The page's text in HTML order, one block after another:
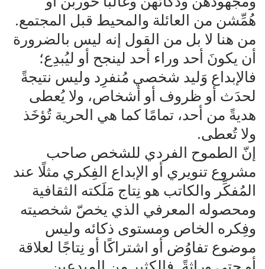
هُمِّشن من العائلة والمحيط قبل المجتمع.
من هنا لا بل من القول إنه ليس بالضرورة
أن يكونَ أحد وراء أحد لينجح أو ليُبدِع؛
فالإبداع وَليد شخصي مُنفرِد وليس نتيجةً
لحدَث أو ظروف أو أشخاص، ولا يُعطى
هديةً من أحد، تمامًا كما هي الحرية تُؤخَذ
ولا تُعطى.
إنّ الطموح الفردي للشخص صاحب
مشروع تنويري أو الإبداع الفِكري مثلًا عند
المُفكِّر والكاتب هو نِتاج مَلَكته الثقافية
ومحصوله المعرفي الذي يخصّ شخصيته
وفِكره الخاص ومستوى ذكائه وليس
موضوع تفاوُض أو اشتراكًا أو نِتاجًا لعلاقة